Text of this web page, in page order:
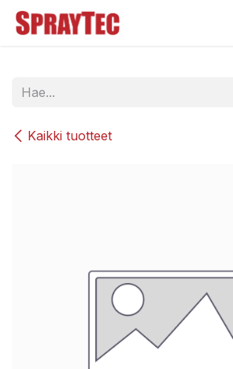
Siirry sisältöön
Kaikki tuotteet